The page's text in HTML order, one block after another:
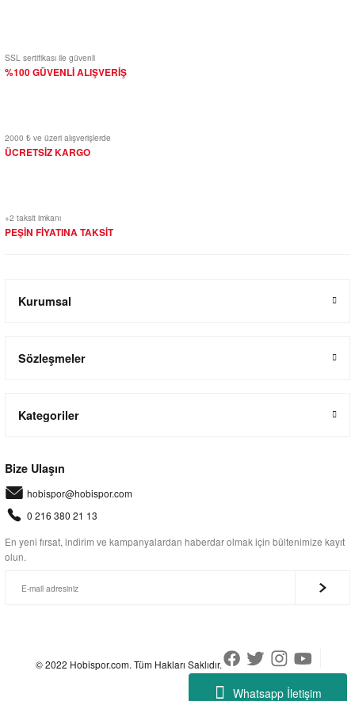
Whatsapp İletişim
SSL sertifikası ile güvenli
%100 GÜVENLİ ALIŞVERİŞ
2000 ₺ ve üzeri alışverişlerde
ÜCRETSİZ KARGO
+2 taksit imkanı
PEŞİN FİYATINA TAKSİT
Kurumsal
Sözleşmeler
Kategoriler
Bize Ulaşın
hobispor@hobispor.com
0 216 380 21 13
En yeni fırsat, indirim ve kampanyalardan haberdar olmak için bültenimize kayıt
olun.
© 2022 Hobispor.com. Tüm Hakları Saklıdır.